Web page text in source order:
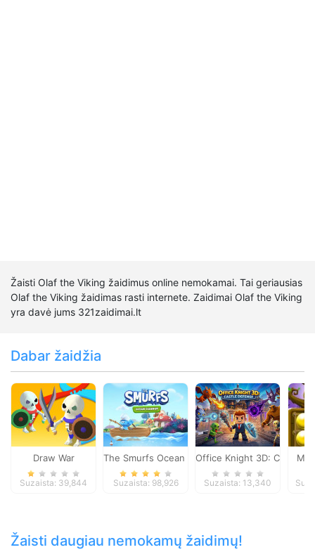
Žaisti Olaf the Viking žaidimus online nemokamai. Tai geriausias
Olaf the Viking žaidimas rasti internete. Zaidimai Olaf the Viking
yra davė jums 321zaidimai.lt
Dabar žaidžia
Draw War
Suzaista: 39,844
The Smurfs Ocean Cleanup
Suzaista: 98,926
Office Knight 3D: Castle
Suzaista: 13,340
Žaisti daugiau nemokamų žaidimų!